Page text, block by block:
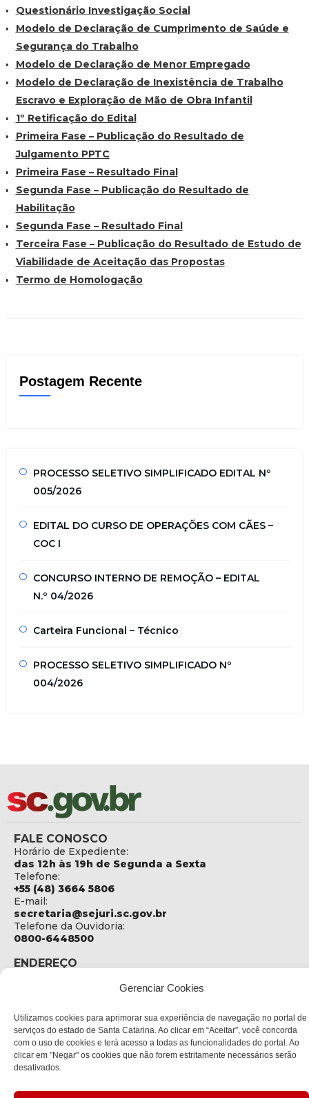
Gerenciar Cookies
Utilizamos cookies para aprimorar sua experiência de navegação no portal de
serviços do estado de Santa Catarina. Ao clicar em “Aceitar”, você concorda
com o uso de cookies e terá acesso a todas as funcionalidades do portal. Ao
clicar em "Negar" os cookies que não forem estritamente necessários serão
desativados.
Questionário Investigação Social
Modelo de Declaração de Cumprimento de Saúde e
Segurança do Trabalho
Modelo de Declaração de Menor Empregado
Modelo de Declaração de Inexistência de Trabalho
Escravo e Exploração de Mão de Obra Infantil
1º Retificação do Edital
Primeira Fase – Publicação do Resultado de
Julgamento PPTC
Primeira Fase – Resultado Final
Segunda Fase – Publicação do Resultado de
Habilitação
Segunda Fase – Resultado Final
Terceira Fase – Publicação do Resultado de Estudo de
Viabilidade de Aceitação das Propostas
Termo de Homologação
Postagem Recente
PROCESSO SELETIVO SIMPLIFICADO EDITAL Nº
005/2026
EDITAL DO CURSO DE OPERAÇÕES COM CÃES –
COC I
CONCURSO INTERNO DE REMOÇÃO – EDITAL
N.º 04/2026
Carteira Funcional – Técnico
PROCESSO SELETIVO SIMPLIFICADO Nº
004/2026
FALE CONOSCO
Horário de Expediente:
das 12h às 19h de Segunda a Sexta
Telefone:
+55 (48) 3664 5806
E-mail:
secretaria@sejuri.sc.gov.br
Telefone da Ouvidoria:
0800-6448500
ENDEREÇO
Rua Fúlvio Aducci, 1214 - Loja 06
Bairro:
Estreito - Florianópolis - SC
CEP:
88075-000
Política de privacidade